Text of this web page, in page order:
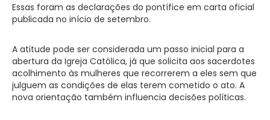
Essas foram as declarações do pontífice em carta oficial
publicada no início de setembro.
A atitude pode ser considerada um passo inicial para a
abertura da Igreja Católica, já que solicita aos sacerdotes
acolhimento às mulheres que recorrerem a eles sem que
julguem as condições de elas terem cometido o ato. A
nova orientação também influencia decisões políticas.